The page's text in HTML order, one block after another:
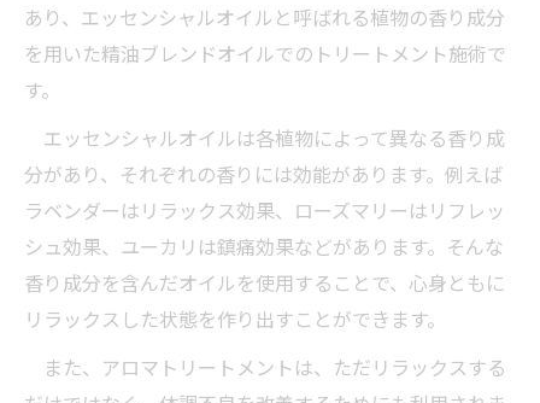
あり、エッセンシャルオイルと呼ばれる植物の香り成分
を用いた精油ブレンドオイルでのトリートメント施術で
す。
エッセンシャルオイルは各植物によって異なる香り成
分があり、それぞれの香りには効能があります。例えば
ラベンダーはリラックス効果、ローズマリーはリフレッ
シュ効果、ユーカリは鎮痛効果などがあります。そんな
香り成分を含んだオイルを使用することで、心身ともに
リラックスした状態を作り出すことができます。
また、アロマトリートメントは、ただリラックスする